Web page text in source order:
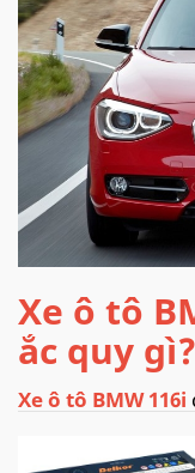
Xe ô tô
ắc quy gì?
Xe ô tô BMW 116i
Nên mua